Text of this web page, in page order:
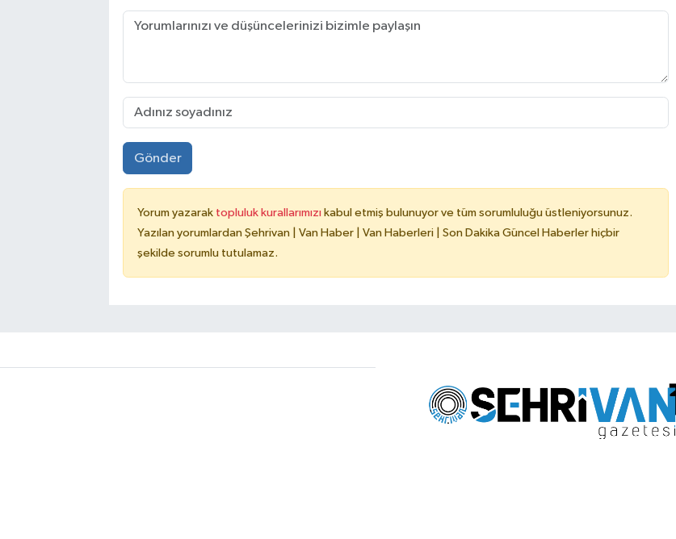
Gönder
Yorum yazarak topluluk kurallarımızı kabul etmiş bulunuyor ve tüm sorumluluğu üstleniyorsunuz.
Yazılan yorumlardan Şehrivan | Van Haber | Van Haberleri | Son Dakika Güncel Haberler hiçbir
şekilde sorumlu tutulamaz.